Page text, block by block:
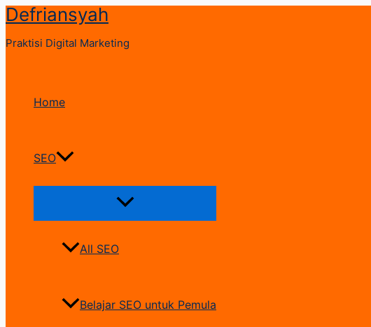
Skip
content
Defriansyah
Praktisi Digital Marketing
Home
SEO
Menu
All SEO
Belajar SEO untuk Pemula